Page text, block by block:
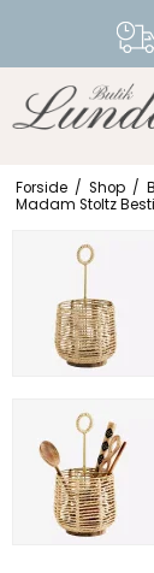
Forside / Shop /
Madam Stoltz